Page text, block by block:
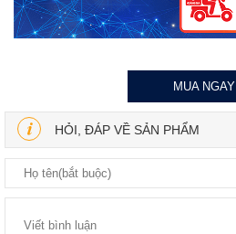
MUA NGAY
HỎI, ĐÁP VỀ SẢN PHẨM